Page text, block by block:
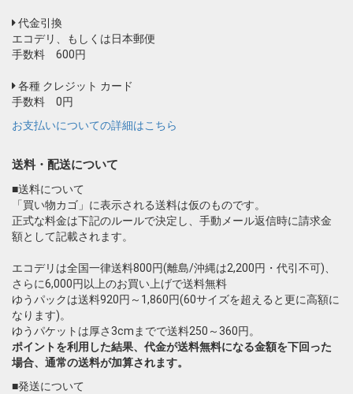
代金引換
エコデリ、もしくは日本郵便
手数料 600円
各種 クレジット カード
手数料 0円
お支払いについての詳細はこちら
送料・配送について
■送料について
「買い物カゴ」に表示される送料は仮のものです。
正式な料金は下記のルールで決定し、手動メール返信時に請求金
額として記載されます。
エコデリは全国一律送料800円(離島/沖縄は2,200円・代引不可)、
さらに6,000円以上のお買い上げで送料無料
ゆうパックは送料920円～1,860円(60サイズを超えると更に高額に
なります)。
ゆうパケットは厚さ3cmまでで送料250～360円。
ポイントを利用した結果、代金が送料無料になる金額を下回った
場合、通常の送料が加算されます。
■発送について